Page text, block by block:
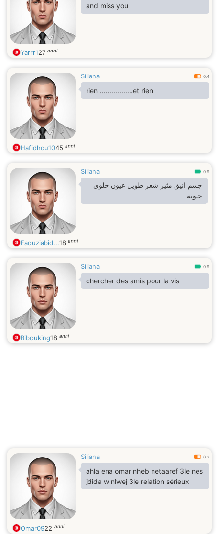
and miss you
Yarrr127 anni
Siliana 0.4
rien .................et rien
Hafidhou1045 anni
Siliana 0.9
جسم انيق مثير شعر طويل عيون حلوى
حنونة
Faouziabid...18 anni
Siliana 0.9
chercher des amis pour la vis
Bibouking18 anni
Siliana 0.3
ahla ena omar nheb netaaref 3le nes
jdida w nlwej 3le relation sérieux
Omar0922 anni